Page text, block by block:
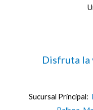
Disfruta la
Sucursal Principal: